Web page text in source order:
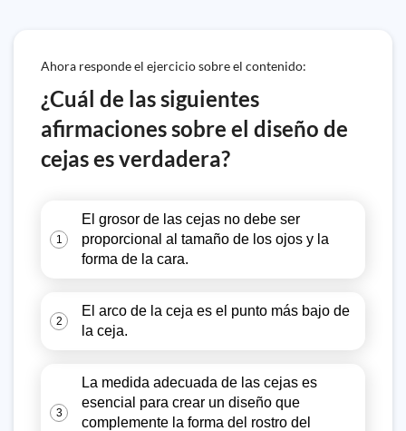
Ahora responde el ejercicio sobre el contenido:
¿Cuál de las siguientes
afirmaciones sobre el diseño de
cejas es verdadera?
1
El grosor de las cejas no debe ser
proporcional al tamaño de los ojos y la
forma de la cara.
2
El arco de la ceja es el punto más bajo de
la ceja.
3
La medida adecuada de las cejas es
esencial para crear un diseño que
complemente la forma del rostro del